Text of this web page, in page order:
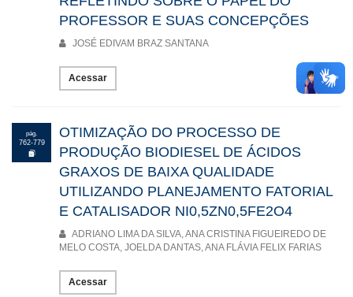
PROFESSOR E SUAS CONCEPÇÕES
JOSÉ EDIVAM BRAZ SANTANA
Acessar
pág.
762-779
OTIMIZAÇÃO DO PROCESSO DE
PRODUÇÃO BIODIESEL DE ÁCIDOS
GRAXOS DE BAIXA QUALIDADE
UTILIZANDO PLANEJAMENTO FATORIAL
E CATALISADOR NI0,5ZN0,5FE2O4
ADRIANO LIMA DA SILVA, ANA CRISTINA FIGUEIREDO DE
MELO COSTA, JOELDA DANTAS, ANA FLÁVIA FELIX FARIAS
Acessar